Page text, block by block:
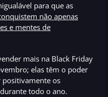
para que as
não apenas
e mentes de
mais na Black Friday
elas têm o poder
positivamente os
todo o ano.